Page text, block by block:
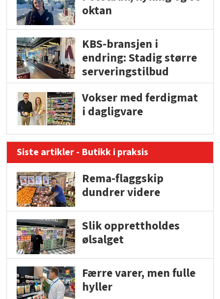
oktan
KBS-bransjen i
endring: Stadig større
serveringstilbud
Vokser med ferdigmat
i dagligvare
Siste artikler - Butikk i praksis
Rema-flaggskip
dundrer videre
Slik opprettholdes
ølsalget
Færre varer, men fulle
hyller